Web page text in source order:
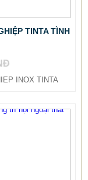
INOX TINTA